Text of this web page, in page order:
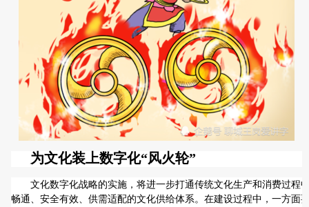
为文化装上数字化“风火轮”
文化数字化战略的实施，将进一步打通传统文化生产和消费过程
畅通、安全有效、供需适配的文化供给体系。在建设过程中，一方面